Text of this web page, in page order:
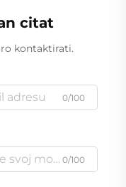
citat
kontaktirati.
0/100
0/100